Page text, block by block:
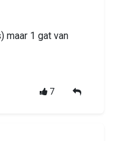
maar 1 gat van
7